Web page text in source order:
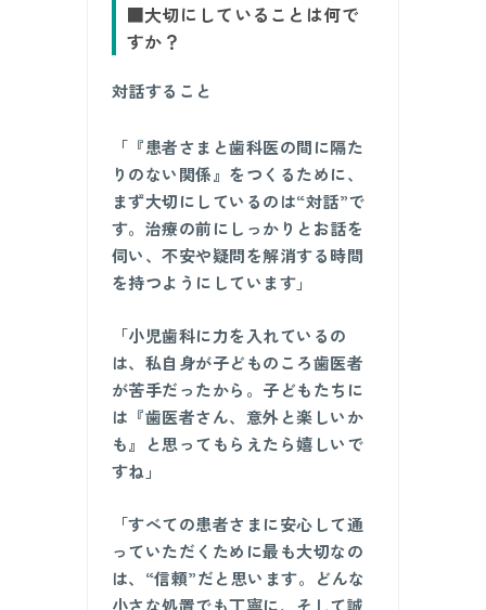
■大切にしていることは何で
すか？
対話すること
「『患者さまと歯科医の間に隔た
りのない関係』をつくるために、
まず大切にしているのは“対話”で
す。治療の前にしっかりとお話を
伺い、不安や疑問を解消する時間
を持つようにしています」
「小児歯科に力を入れているの
は、私自身が子どものころ歯医者
が苦手だったから。子どもたちに
は『歯医者さん、意外と楽しいか
も』と思ってもらえたら嬉しいで
すね」
「すべての患者さまに安心して通
っていただくために最も大切なの
は、“信頼”だと思います。どんな
小さな処置でも丁寧に、そして誠